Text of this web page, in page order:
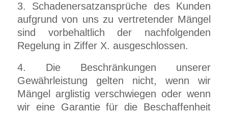
3. Schadenersatzansprüche des Kunden
aufgrund von uns zu vertretender Mängel
sind vorbehaltlich der nachfolgenden
Regelung in Ziffer X. ausgeschlossen.
4. Die Beschränkungen unserer
Gewährleistung gelten nicht, wenn wir
Mängel arglistig verschwiegen oder wenn
wir eine Garantie für die Beschaffenheit